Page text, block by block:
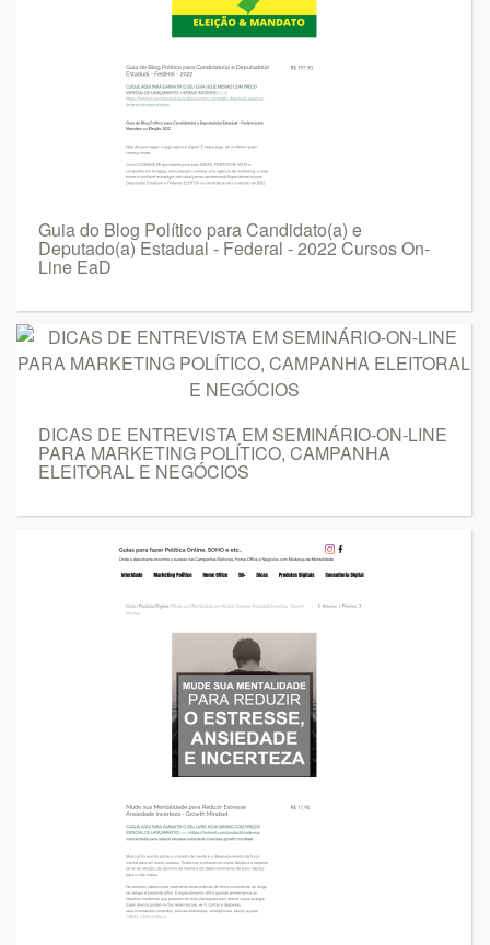
Guia do Blog Político para Candidato(a) e
Deputado(a) Estadual - Federal - 2022 Cursos On-
Line EaD
DICAS DE ENTREVISTA EM SEMINÁRIO-ON-LINE
PARA MARKETING POLÍTICO, CAMPANHA
ELEITORAL E NEGÓCIOS